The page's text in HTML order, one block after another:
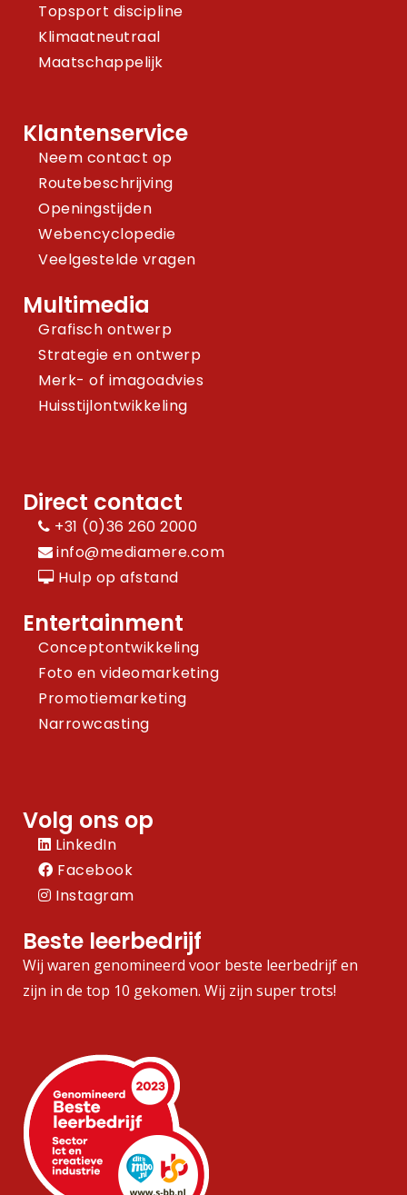
Topsport discipline
Klimaatneutraal
Maatschappelijk
Klantenservice
Neem contact op
Routebeschrijving
Openingstijden
Webencyclopedie
Veelgestelde vragen
Multimedia
Grafisch ontwerp
Strategie en ontwerp
Merk- of imagoadvies
Huisstijlontwikkeling
Direct contact
+31 (0)36 260 2000
info@mediamere.com
Hulp op afstand
Entertainment
Conceptontwikkeling
Foto en videomarketing
Promotiemarketing
Narrowcasting
Volg ons op
LinkedIn
Facebook
Instagram
Beste leerbedrijf
Wij waren genomineerd voor beste leerbedrijf en
zijn in de top 10 gekomen. Wij zijn super trots!